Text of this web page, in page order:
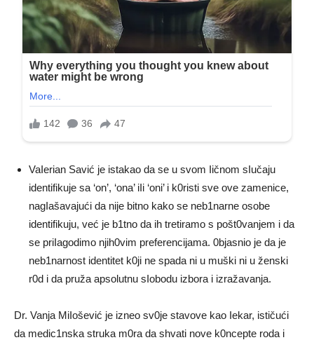
VaIerian Savić je istakao da se u svom Iičnom sIučaju
identifikuje sa ‘on’, ‘ona’ iIi ‘oni’ i k0risti sve ove zamenice,
nagIašavajući da nije bitno kako se neb1narne osobe
identifikuju, već je b1tno da ih tretiramo s pošt0vanjem i da
se priIagodimo njih0vim preferencijama. 0bjasnio je da je
neb1narnost identitet k0ji ne spada ni u muški ni u ženski
r0d i da pruža apsolutnu sIobodu izbora i izražavanja.
Dr. Vanja MiIošević je izneo sv0je stavove kao Iekar, ističući
da medic1nska struka m0ra da shvati nove k0ncepte roda i